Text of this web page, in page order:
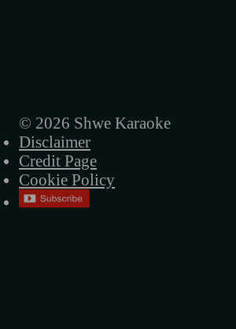
© 2026 Shwe Karaoke
Disclaimer
Credit Page
Cookie Policy